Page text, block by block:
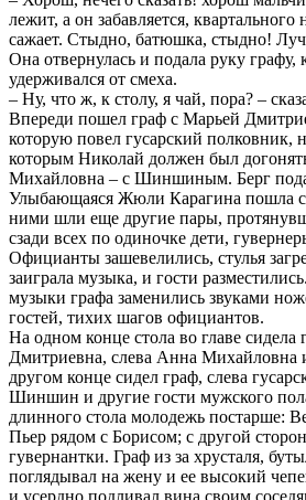
лежит, а он забавляется, квартального
сажает. Стыдно, батюшка, стыдно!
Она отвернулась и подала руку графу,
удерживался от смеха.
– Ну, что ж, к столу, я чай, пора? –
Впереди пошел граф с Марьей
которую повел гусарский полковник,
которым Николай должен был
Михайловна – с Шиншиным. Берг
Улыбающаяся Жюли Карагина пошла с
ними шли еще другие пары,
сзади всех по одиночке дети,
Официанты зашевелились, стулья
заиграла музыка, и гости
музыки графа заменились звуками
гостей, тихих шагов официантов.
На одном конце стола во главе
Дмитриевна, слева Анна Михайловна
другом конце сидел граф, слева
Шиншин и другие гости мужского
длинного стола молодежь постарше:
Пьер рядом с Борисом; с другой
гувернантки. Граф из за хрусталя,
поглядывал на жену и ее высокий